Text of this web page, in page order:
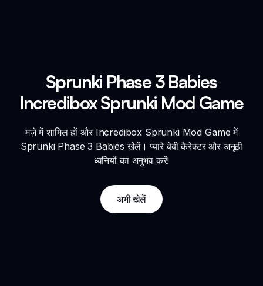
Sprunki Phase 3 Babies
Incredibox Sprunki Mod Game
मज़े में शामिल हों और Incredibox Sprunki Mod Game में
Sprunki Phase 3 Babies खेलें। प्यारे बेबी कैरेक्टर और अनूठी
ध्वनियों का अनुभव करें!
अभी खेलें